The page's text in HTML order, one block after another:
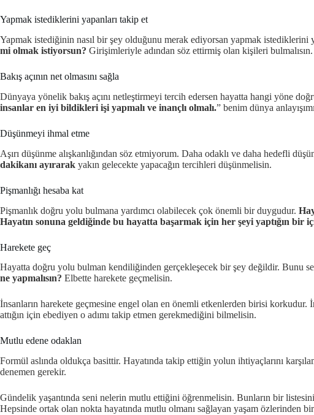
Yapmak istediklerini yapanları takip et
Yapmak istediğinin nasıl bir şey olduğunu merak ediyorsan yapmak istediklerini
mi olmak istiyorsun? Girişimleriyle adından söz ettirmiş olan kişileri
Bakış açının net olmasını sağla
Dünyaya yönelik bakış açını netleştirmeyi tercih edersen hayatta hangi yöne
insanlar en iyi bildikleri işi yapmalı ve inançlı olmalı.” benim dünya
Düşünmeyi ihmal etme
Aşırı düşünme alışkanlığından söz etmiyorum. Daha odaklı ve daha hedefli
dakikanı ayırarak yakın gelecekte yapacağın tercihleri düşünmelisin.
Pişmanlığı hesaba kat
Pişmanlık doğru yolu bulmana yardımcı olabilecek çok önemli bir duygudur.
Hayatın sonuna geldiğinde bu hayatta başarmak için her şeyi yaptığın bir
Harekete geç
Hayatta doğru yolu bulman kendiliğinden gerçekleşecek bir şey değildir. Bunu
ne yapmalısın? Elbette harekete geçmelisin.
İnsanların harekete geçmesine engel olan en önemli etkenlerden birisi
attığın için ebediyen o adımı takip etmen gerekmediğini bilmelisin.
Mutlu edene odaklan
Formül aslında oldukça basittir. Hayatında takip ettiğin yolun ihtiyaçlarını
denemen gerekir.
Gündelik yaşantında seni nelerin mutlu ettiğini öğrenmelisin. Bunların bir
Hepsinde ortak olan nokta hayatında mutlu olmanı sağlayan yaşam özlerinden